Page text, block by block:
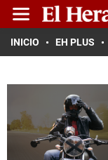
INICIO EH PLUS